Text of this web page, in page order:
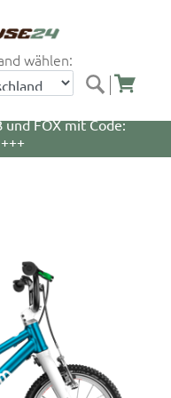
wählen:
und Zubehör mit
und FOX mit Code: